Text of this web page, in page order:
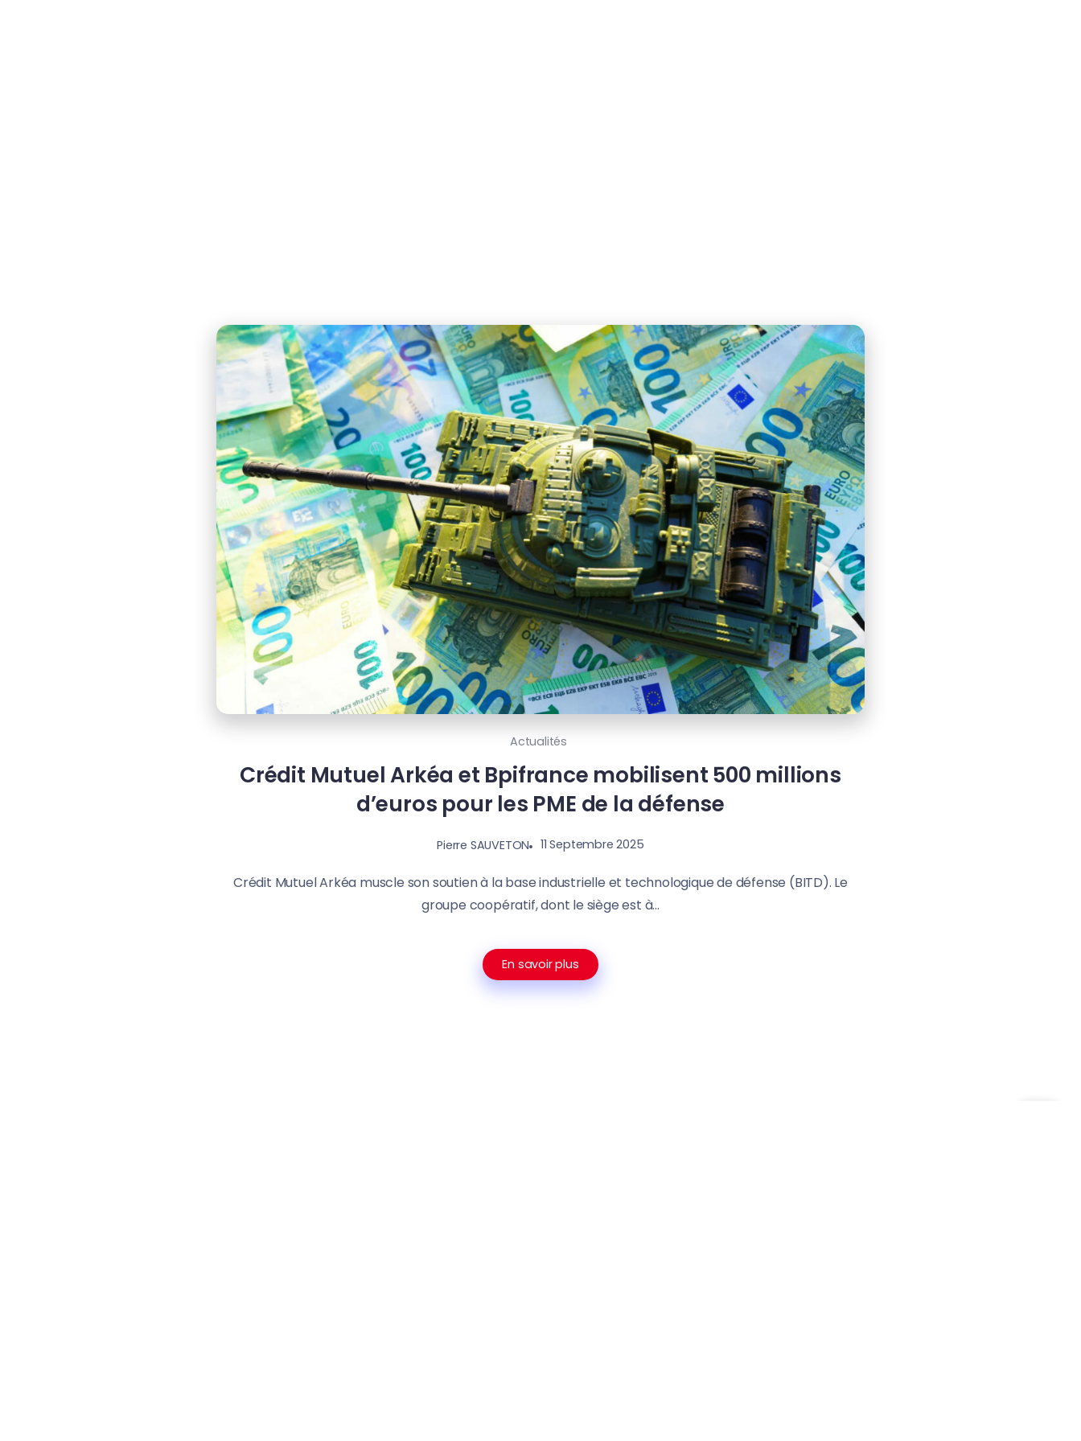
Actualités
Crédit Mutuel Arkéa et Bpifrance mobilisent 500 millions
d’euros pour les PME de la défense
Pierre SAUVETON 11 Septembre 2025
Crédit Mutuel Arkéa muscle son soutien à la base industrielle et technologique de défense (BITD). Le
groupe coopératif, dont le siège est à...
En savoir plus